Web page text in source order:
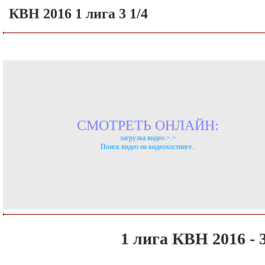
КВН 2016 1 лига 3 1/4
СМОТРЕТЬ ОНЛАЙН:
загрузка видео.>.>
Поиск видео на видеохостинге..
1 лига КВН 2016 -